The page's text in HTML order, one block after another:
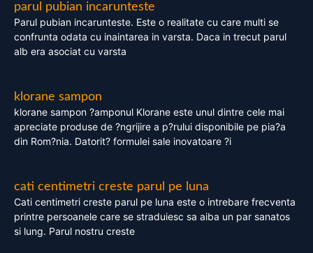
parul pubian incarunteste
Parul pubian incarunteste. Este o realitate cu care multi se
confrunta odata cu inaintarea in varsta. Daca in trecut parul
alb era asociat cu varsta
klorane sampon
klorane sampon ?amponul Klorane este unul dintre cele mai
apreciate produse de ?ngrijire a p?rului disponibile pe pia?a
din Rom?nia. Datorit? formulei sale inovatoare ?i
cati centimetri creste parul pe luna
Cati centimetri creste parul pe luna este o intrebare frecventa
printre persoanele care se straduiesc sa aiba un par sanatos
si lung. Parul nostru creste